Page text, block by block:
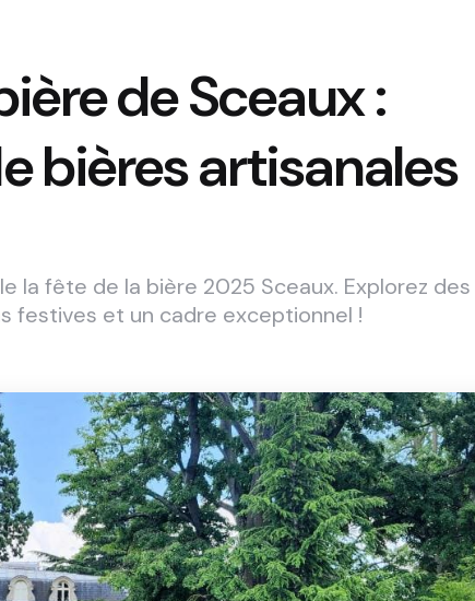
de Sceaux :
bières artisanales
la fête de la bière 2025 Sceaux. Explorez des
festives et un cadre exceptionnel !